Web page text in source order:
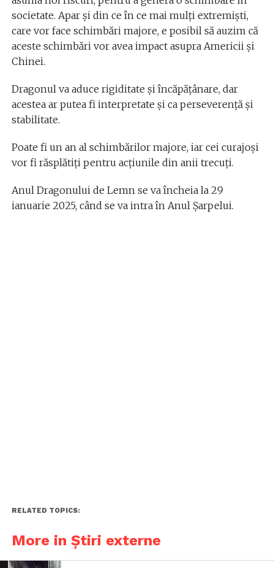
societate. Apar şi din ce în ce mai mulţi extremişti,
care vor face schimbări majore, e posibil să auzim că
aceste schimbări vor avea impact asupra Americii şi
Chinei.
Dragonul va aduce rigiditate şi încăpăţânare, dar
acestea ar putea fi interpretate şi ca perseverenţă şi
stabilitate.
Poate fi un an al schimbărilor majore, iar cei curajoşi
vor fi răsplătiţi pentru acţiunile din anii trecuţi.
Anul Dragonului de Lemn se va încheia la 29
ianuarie 2025, când se va intra în Anul Şarpelui.
RELATED TOPICS:
More in Știri externe